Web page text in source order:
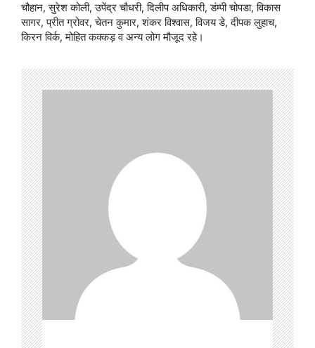
चौहान, सुरेश कोली, उपेंद्र चौधरी, दिलीप अधिकारी, डंम्पी चोपडा, विकास
सागर, प्रीत ग्रोवर, चेतन कुमार, शंकर विश्वास, विजय डे, दीपक लुहाच,
किरन विर्क, मोहित कक्कड़ व अन्य लोग मौजूद रहे।